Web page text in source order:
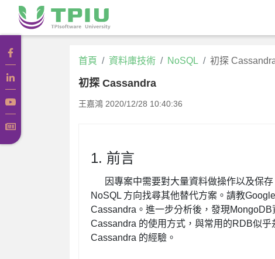
首頁 資料庫技術 NoSQL 初探
初探 Cassandra
王嘉鴻 2020/12/28 10:40:36
1. 前言
因專案中需要對大量資料做操作以及保
NoSQL 方向找尋其他替代方案。 請教
Cassandra。進一步分析後，發現
Cassandra 的使用方式，與常用的RDB似
Cassandra 的經驗。